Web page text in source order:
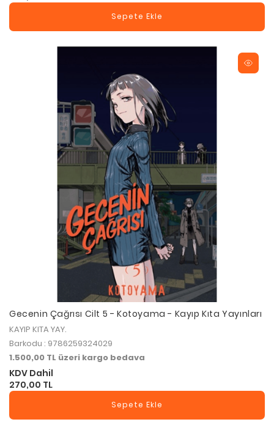
Sepete Ekle
Gecenin Çağrısı Cilt 5 - Kotoyama - Kayıp Kıta Yayınları
KAYIP KITA YAY.
Barkodu : 9786259324029
1.500,00 TL üzeri kargo bedava
KDV Dahil
270,00 TL
Sepete Ekle